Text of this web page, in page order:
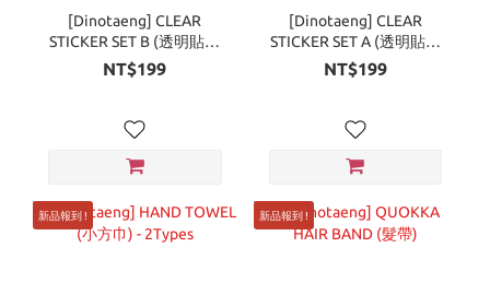
[Dinotaeng] CLEAR
STICKER SET B (透明貼紙
包)
NT$199
[Dinotaeng] CLEAR
STICKER SET A (透明貼紙
包)
NT$199
新品報到 ! 新品報到 !